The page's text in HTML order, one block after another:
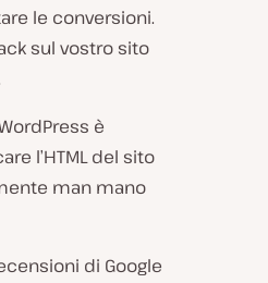
le conversioni.
sul vostro sito
è
l’HTML del sito
man mano
di Google